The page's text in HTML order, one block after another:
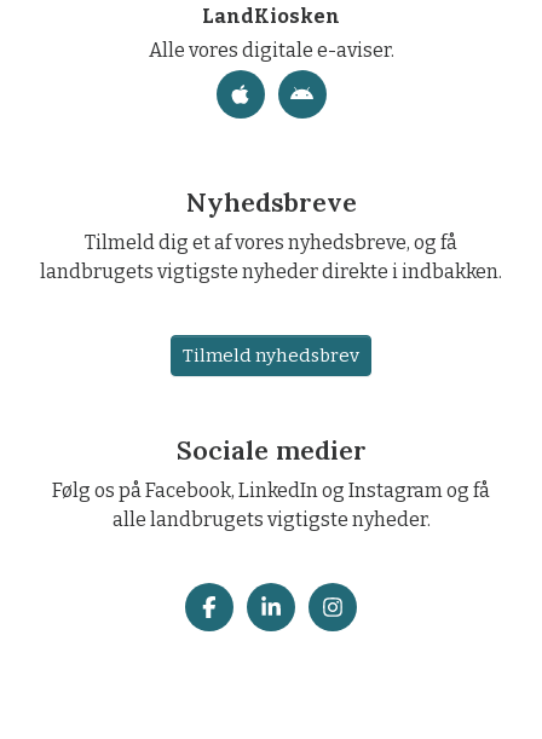
LandKiosken
Alle vores digitale e-aviser.
Nyhedsbreve
Tilmeld dig et af vores nyhedsbreve, og få
landbrugets vigtigste nyheder direkte i indbakken.
Tilmeld nyhedsbrev
Sociale medier
Følg os på Facebook, LinkedIn og Instagram og få
alle landbrugets vigtigste nyheder.